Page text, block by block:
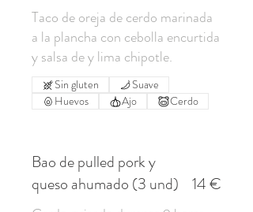
Taco de oreja de cerdo marinada
a la plancha con cebolla encurtida
y salsa de y lima chipotle.
Sin gluten
Suave
Huevos
Ajo Cerdo
Bao de pulled pork y
queso ahumado (3 und)
14 €